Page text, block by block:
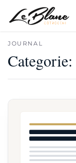
JOURNAL
Categorie: